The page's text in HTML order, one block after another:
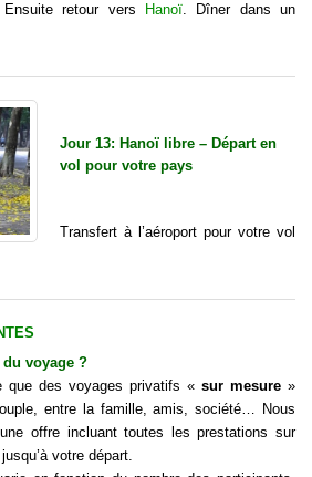
retour vers Hanoï . Dîner dans un
Jour 13: Hanoï libre – Départ en
vol pour votre pays
Transfert à l’aéroport pour votre vol
u voyage ?
que des voyages privatifs « sur mesure »
entre la famille, amis, société… Nous
offre incluant toutes les prestations sur
votre départ.